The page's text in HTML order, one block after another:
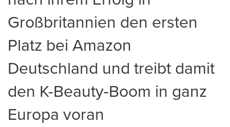
Großbritannien den ersten
Platz bei Amazon
Deutschland und treibt damit
den K-Beauty-Boom in ganz
Europa voran